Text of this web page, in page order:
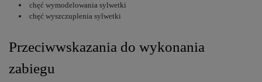
chęć wymodelowania sylwetki
chęć wyszczuplenia sylwetki
Przeciwwskazania do wykonania
zabiegu